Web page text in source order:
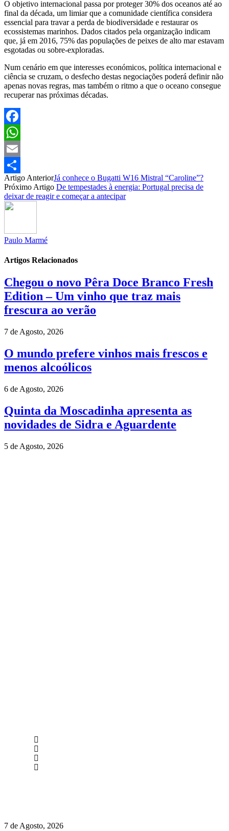
O objetivo internacional passa por proteger 30% dos oceanos até ao
final da década, um limiar que a comunidade científica considera
essencial para travar a perda de biodiversidade e restaurar os
ecossistemas marinhos. Dados citados pela organização indicam
que, já em 2016, 75% das populações de peixes de alto mar estavam
esgotadas ou sobre-exploradas.
Num cenário em que interesses económicos, política internacional e
ciência se cruzam, o desfecho destas negociações poderá definir não
apenas novas regras, mas também o ritmo a que o oceano consegue
recuperar nas próximas décadas.
Facebook
WhatsApp
Email
Partilhar
Artigo AnteriorJá conhece o Bugatti W16 Mistral “Caroline”?
Próximo Artigo De tempestades à energia: Portugal precisa de
deixar de reagir e começar a antecipar
Paulo Marmé
Artigos Relacionados
Chegou o novo Pêra Doce Branco Fresh
Edition – Um vinho que traz mais
frescura ao verão
7 de Agosto, 2026
O mundo prefere vinhos mais frescos e
menos alcoólicos
6 de Agosto, 2026
Quinta da Moscadinha apresenta as
novidades de Sidra e Aguardente
5 de Agosto, 2026
7 de Agosto, 2026